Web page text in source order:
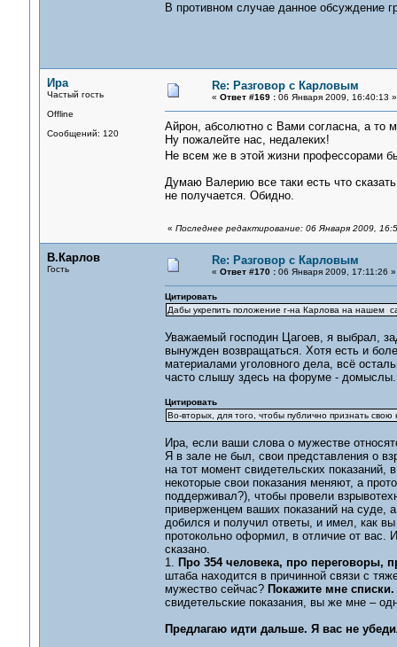
В противном случае данное обсуждение
Ира
Частый гость
Offline
Сообщений: 120
Re: Разговор с Карловым
« Ответ #169 :06 Января 2009, 16:40:13 »
Айрон, абсолютно с Вами согласна, а то
Ну пожалейте нас, недалеких!
Не всем же в этой жизни профессорами
Думаю Валерию все таки есть что
не получается. Обидно.
« Последнее редактирование: 06 Января 2009,
В.Карлов
Гость
Re: Разговор с Карловым
« Ответ #170 :06 Января 2009, 17:11:26 »
Цитировать
Дабы укрепить положение г-на Карлова на нашем
Уважаемый господин Цагоев, я выбрал,
вынужден возвращаться. Хотя есть и
материалами уголовного дела, всё
часто слышу здесь на форуме - домыслы.
Цитировать
Во-вторых, для того, чтобы публично признать
Ира, если ваши слова о мужестве
Я в зале не был, свои представления о
на тот момент свидетельских
некоторые свои показания меняют, а
поддерживал?), чтобы провели
приверженцем ваших показаний на
добился и получил ответы, и имел, как
протокольно оформил, в отличие от вас.
сказано.
1. Про 354 человека, про переговоры,
штаба находится в причинной связи с
мужество сейчас? Покажите мне
свидетельские показания, вы же мне –
Предлагаю идти дальше. Я вас не